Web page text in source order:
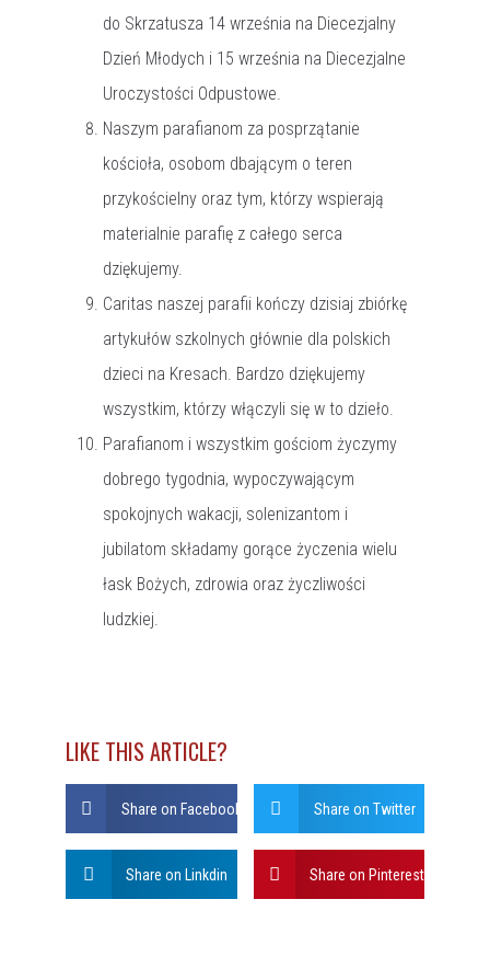
do Skrzatusza 14 września na Diecezjalny
Dzień Młodych i 15 września na Diecezjalne
Uroczystości Odpustowe.
Naszym parafianom za posprzątanie
kościoła, osobom dbającym o teren
przykościelny oraz tym, którzy wspierają
materialnie parafię z całego serca
dziękujemy.
Caritas naszej parafii kończy dzisiaj zbiórkę
artykułów szkolnych głównie dla polskich
dzieci na Kresach. Bardzo dziękujemy
wszystkim, którzy włączyli się w to dzieło.
Parafianom i wszystkim gościom życzymy
dobrego tygodnia, wypoczywającym
spokojnych wakacji, solenizantom i
jubilatom składamy gorące życzenia wielu
łask Bożych, zdrowia oraz życzliwości
ludzkiej.
LIKE THIS ARTICLE?
Share on Facebook Share on Twitter
Share on Linkdin Share on Pinterest